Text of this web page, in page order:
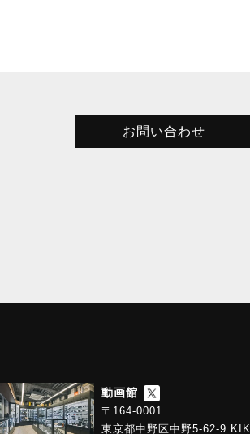
お問い合わせ
動画館
〒164-0001
東京都中野区中野5-62-9 KIK